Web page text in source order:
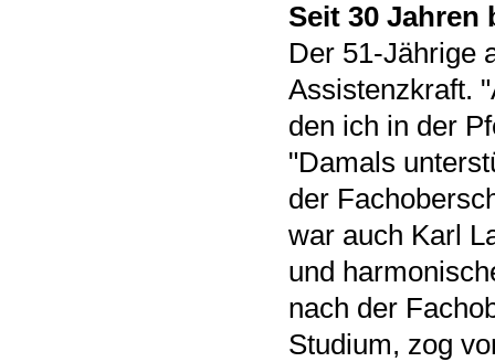
Seit 30 Jahren
Der 51-Jährige
Assistenzkraft.
den ich in der
"Damals
der
war auch Karl
und
nach der
Studium, zog